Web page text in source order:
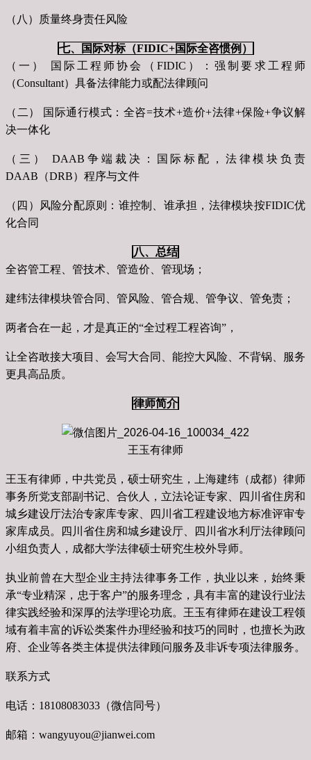
（八）质量终身责任风险
七、国际对标（FIDIC+国际全咨惯例）
（一） 国际工程师协会（FIDIC）：强制要求工程师
（Consultant）具备法律能力或配法律顾问
（二） 国际通行模式：全咨=技术+造价+法律+保险+争议解
决一体化
（三） DAAB争端裁决：国际标配，法律模块负责
DAAB（DRB）程序与文件
（四）风险分配原则：谁控制、谁承担，法律模块按FIDIC优
化合同
八、总结
全咨管工程、管技术、管造价、管现场；
建纬法律模块管合同、管风险、管合规、管争议、管免责；
两者合在一起，才是真正的“全过程工程咨询”，
让全咨敢接大项目、会写大合同、能控大风险、不背锅、服务
更具高品质。
律师简介
王玉有律师
王玉有律师，中共党员，硕士研究生，上海建纬（成都）律师
事务所党支部副书记、合伙人，立法论证专家、四川省住房和
城乡建设厅法治专家库专家、四川省工程建设地方标准评审专
家库成员。四川省住房和城乡建设厅、四川省水利厅法律顾问
小组负责人，成都大学法律硕士研究生校外导师。
执业前曾在大型企业主持法律事务工作，执业以来，始终秉
承“专业精深，忠于客户”的服务理念，具有丰富的建设行业法
律实践经验和深厚的法学理论功底。王玉有律师在建设工程领
域有着丰富的诉讼类案件办理经验和技巧的同时，也擅长为政
府、企业等各类主体提供法律顾问服务及非诉专项法律服务。
联系方式
电话：18108083033（微信同号）
邮箱：wangyuyou@jianwei.com